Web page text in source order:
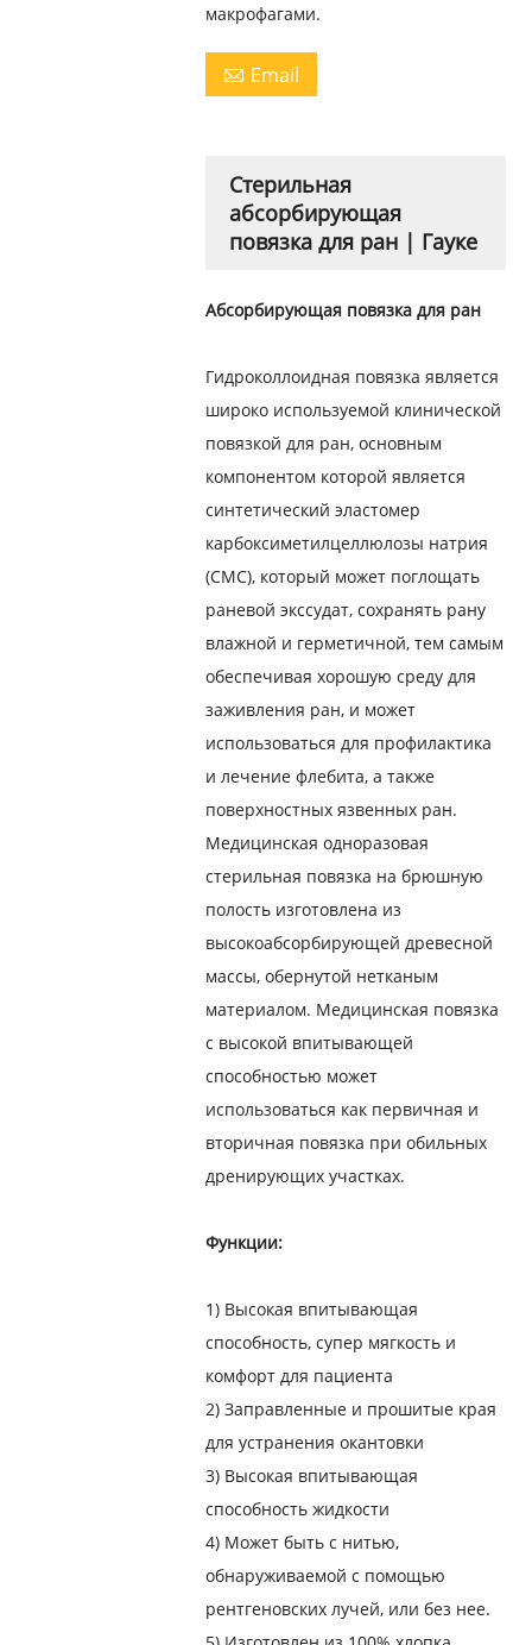
макрофагами.
 Email
Стерильная
абсорбирующая
повязка для ран | Гауке
Абсорбирующая повязка для ран
Гидроколлоидная повязка является
широко используемой клинической
повязкой для ран, основным
компонентом которой является
синтетический эластомер
карбоксиметилцеллюлозы натрия
(CMC), который может поглощать
раневой экссудат, сохранять рану
влажной и герметичной, тем самым
обеспечивая хорошую среду для
заживления ран, и может
использоваться для профилактика
и лечение флебита, а также
поверхностных язвенных ран.
Медицинская одноразовая
стерильная повязка на брюшную
полость изготовлена ​​из
высокоабсорбирующей древесной
массы, обернутой нетканым
материалом. Медицинская повязка
с высокой впитывающей
способностью может
использоваться как первичная и
вторичная повязка при обильных
дренирующих участках.
Функции:
1) Высокая впитывающая
способность, супер мягкость и
комфорт для пациента
2) Заправленные и прошитые края
для устранения окантовки
3) Высокая впитывающая
способность жидкости
4) Может быть с нитью,
обнаруживаемой с помощью
рентгеновских лучей, или без нее.